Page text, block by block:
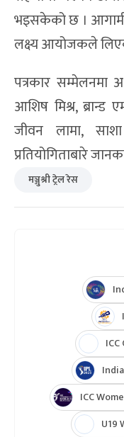
भइसकेको छ ।
लक्ष्य आयोजकले
पत्रकार सम्मेलनमा
आशिष मिश्र, ब्रान्ड
जीवन लामा,
प्रतियोगिताबारे
मञ्जुश्री ट्रेल रेस
ICC
U19